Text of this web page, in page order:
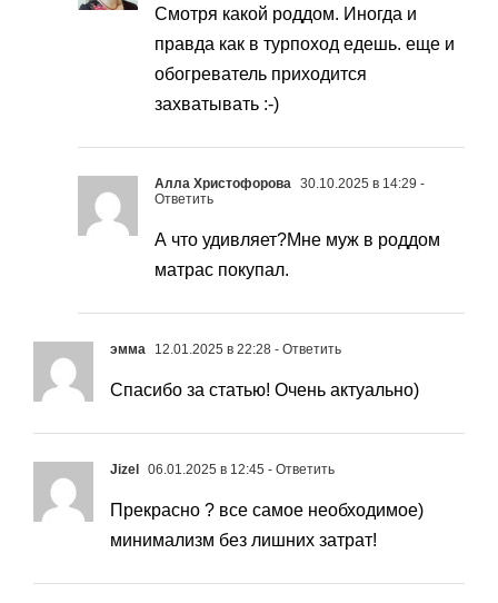
Смотря какой роддом. Иногда и
правда как в турпоход едешь. еще и
обогреватель приходится
захватывать :-)
Алла Христофорова 30.10.2025 в 14:29 -
Ответить
А что удивляет?Мне муж в роддом
матрас покупал.
эмма 12.01.2025 в 22:28 - Ответить
Спасибо за статью! Очень актуально)
Jizel 06.01.2025 в 12:45 - Ответить
Прекрасно ? все самое необходимое)
минимализм без лишних затрат!